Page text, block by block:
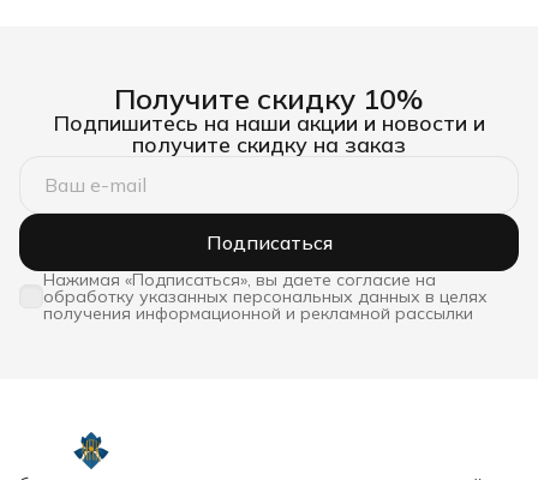
Получите скидку 10%
Подпишитесь на наши акции и новости и
получите скидку на заказ
Подписаться
Нажимая «Подписаться», вы даете согласие на
обработку указанных персональных данных в целях
получения информационной и рекламной рассылки